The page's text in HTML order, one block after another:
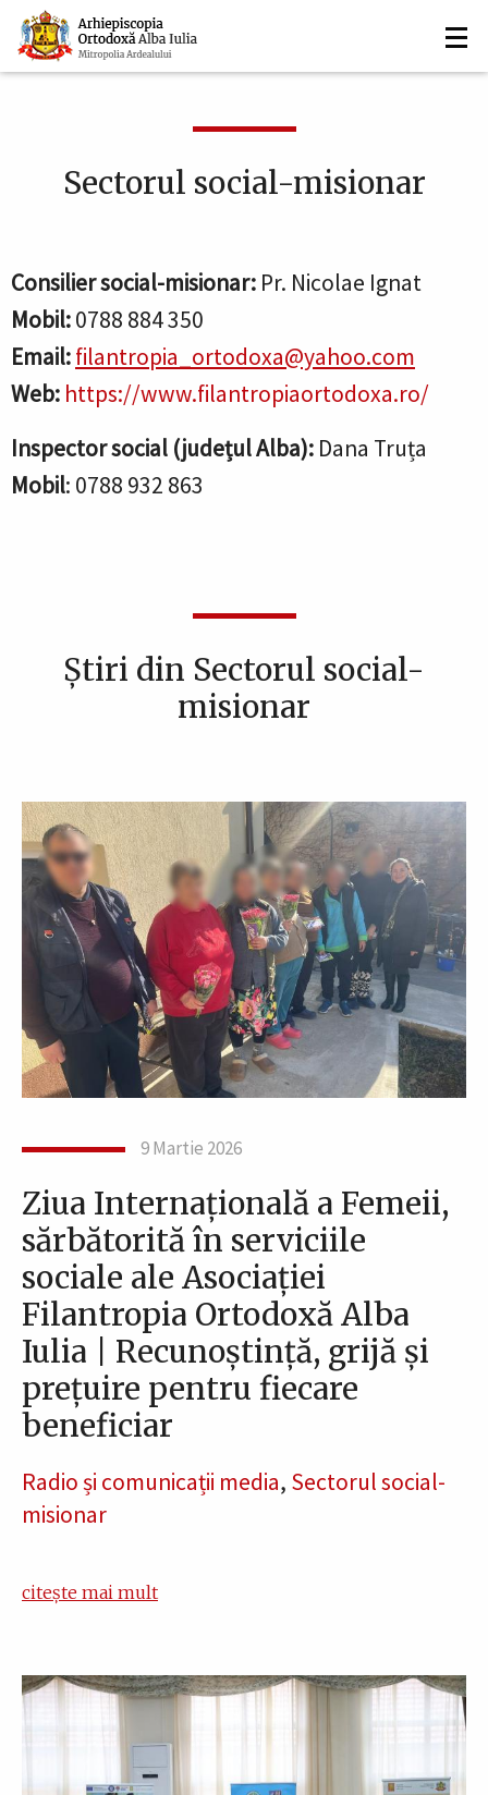
Mergi
la
conţinutul
Navigare
principală
Sectorul social-misionar
Consilier social-misionar: Pr. Nicolae Ignat
Mobil:0788 884 350
Email:filantropia_ortodoxa@yahoo.com
Web: https://www.filantropiaortodoxa.ro/
Inspector social (județul Alba): Dana Truța
Mobil: 0788 932 863
Știri din Sectorul social-
misionar
9 Martie 2026
Ziua Internațională a Femeii,
sărbătorită în serviciile
sociale ale Asociației
Filantropia Ortodoxă Alba
Iulia | Recunoștință, grijă și
prețuire pentru fiecare
beneficiar
Radio și comunicații media, Sectorul social-
misionar
citește mai mult